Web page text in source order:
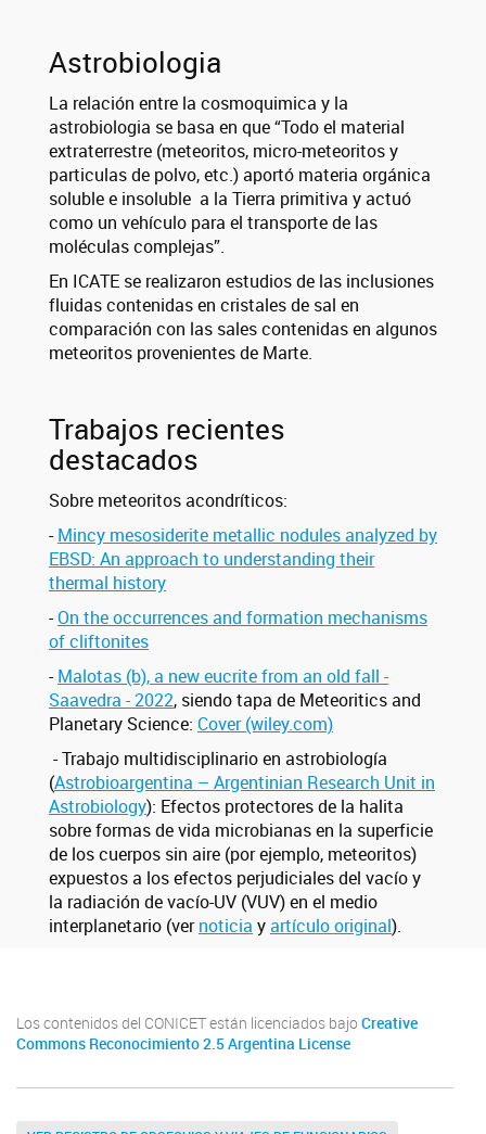
Astrobiologia
La relación entre la cosmoquimica y la
astrobiologia se basa en que “Todo el material
extraterrestre (meteoritos, micro-meteoritos y
particulas de polvo, etc.) aportó materia orgánica
soluble e insoluble a la Tierra primitiva y actuó
como un vehículo para el transporte de las
moléculas complejas”.
En ICATE se realizaron estudios de las inclusiones
fluidas contenidas en cristales de sal en
comparación con las sales contenidas en algunos
meteoritos provenientes de Marte.
Trabajos recientes
destacados
Sobre meteoritos acondríticos:
-Mincy mesosiderite metallic nodules analyzed by
EBSD: An approach to understanding their
thermal history
-On the occurrences and formation mechanisms
of cliftonites
-Malotas (b), a new eucrite from an old fall -
Saavedra - 2022, siendo tapa de Meteoritics and
Planetary Science: Cover (wiley.com)
- Trabajo multidisciplinario en astrobiología
(Astrobioargentina – Argentinian Research Unit in
Astrobiology): Efectos protectores de la halita
sobre formas de vida microbianas en la superficie
de los cuerpos sin aire (por ejemplo, meteoritos)
expuestos a los efectos perjudiciales del vacío y
la radiación de vacío-UV (VUV) en el medio
interplanetario (vernoticia yartículo original).
Los contenidos del CONICET están licenciados bajo Creative
Commons Reconocimiento 2.5 Argentina License